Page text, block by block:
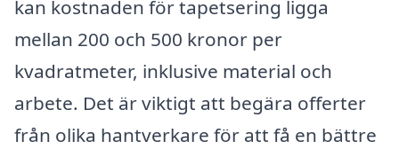
kan kostnaden för tapetsering ligga
mellan 200 och 500 kronor per
kvadratmeter, inklusive material och
arbete. Det är viktigt att begära offerter
från olika hantverkare för att få en bättre